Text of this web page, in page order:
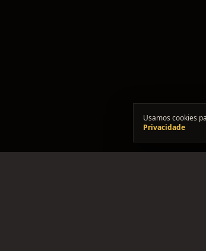
Usamos cookies
Privacidade